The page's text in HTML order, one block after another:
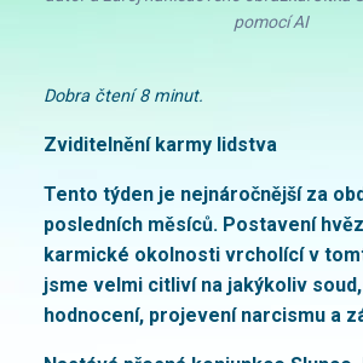
pomocí AI
Dobra čtení 8 minut.
Zviditelnění karmy lidstva
Tento týden je nejnáročnější za
posledních měsíců. Postavení
karmické okolnosti vrcholící v
jsme velmi citliví na jakýkoliv
hodnocení, projevení narcismu a